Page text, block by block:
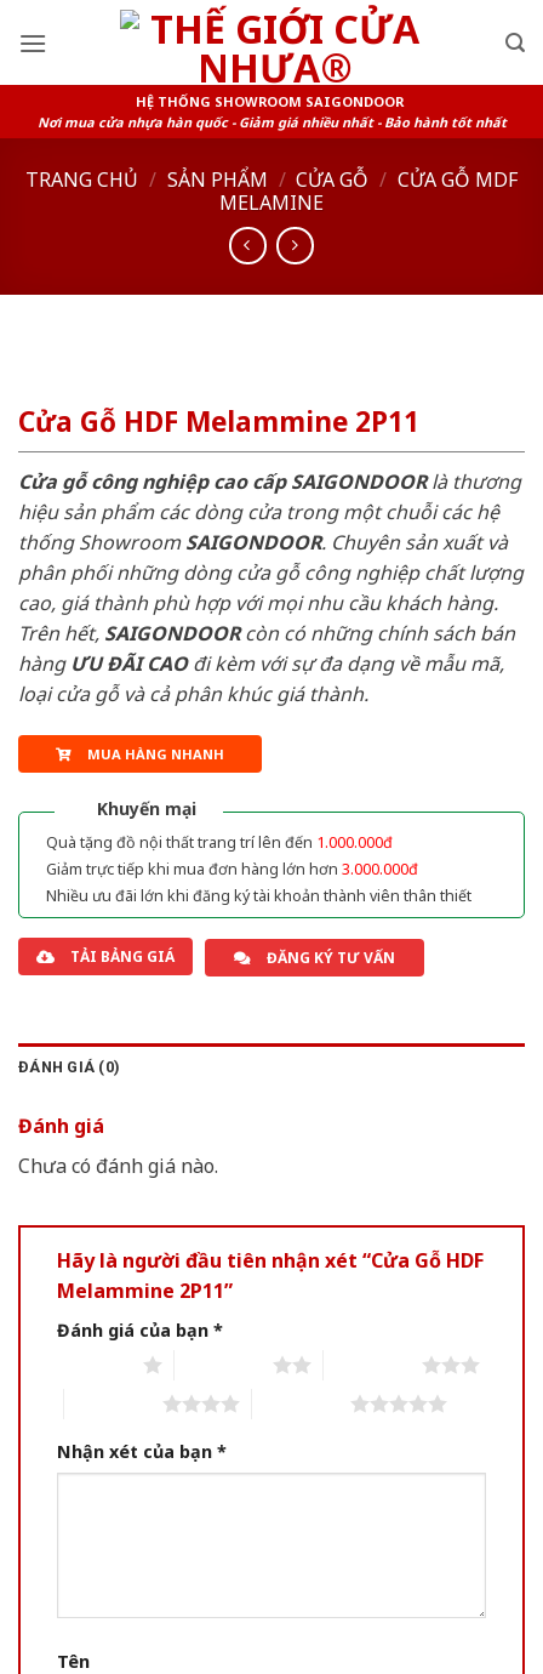
HỆ THỐNG SHOWROOM SAIGONDOOR
Nơi mua cửa nhựa hàn quốc - Giảm giá nhiều nhất - Bảo hành tốt nhất
TRANG CHỦ / SẢN PHẨM / CỬA GỖ / CỬA GỖ MDF
MELAMINE
Cửa Gỗ HDF Melammine 2P11
Cửa gỗ công nghiệp cao cấp SAIGONDOORlà thương
hiệu sản phẩm các dòng cửa trong một chuỗi các hệ
thống ShowroomSAIGONDOOR. Chuyên sản xuất và
phân phối những dòng cửa gỗ công nghiệp chất lượng
cao, giá thành phù hợp với mọi nhu cầu khách hàng.
Trên hết, SAIGONDOORcòn có những chính sách bán
hàng ƯU ĐÃI CAOđi kèm với sự đa dạng về mẫu mã,
loại cửa gỗ và cả phân khúc giá thành.
MUA HÀNG NHANH
Khuyến mại
Quà tặng đồ nội thất trang trí lên đến 1.000.000đ
Giảm trực tiếp khi mua đơn hàng lớn hơn 3.000.000đ
Nhiều ưu đãi lớn khi đăng ký tài khoản thành viên thân thiết
TẢI BẢNG GIÁ ĐĂNG KÝ TƯ VẤN
ĐÁNH GIÁ (0)
Đánh giá
Chưa có đánh giá nào.
Hãy là người đầu tiên nhận xét “Cửa Gỗ HDF
Melammine 2P11”
Đánh giá của bạn *
Nhận xét của bạn *
Tên